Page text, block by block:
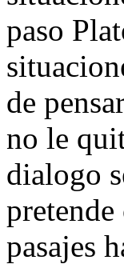
paso
de
no le
dialogo
pasajes